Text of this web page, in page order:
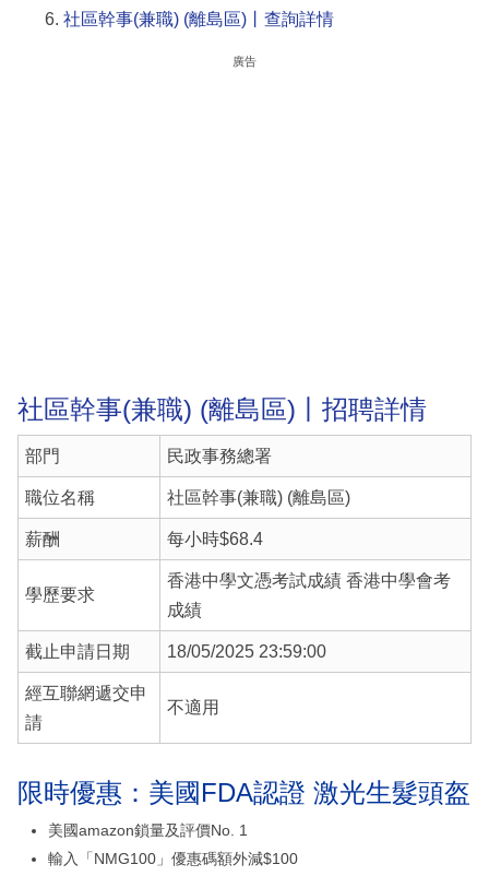
社區幹事(兼職) (離島區)丨查詢詳情
廣告
社區幹事(兼職) (離島區)丨招聘詳情
部門 民政事務總署
職位名稱 社區幹事(兼職) (離島區)
薪酬 每小時$68.4
學歷要求
香港中學文憑考試成績 香港中學會考
成績
截止申請日期 18/05/2025 23:59:00
經互聯網遞交申
請
不適用
限時優惠：美國FDA認證 激光生髮頭盔
美國amazon鎖量及評價No. 1
輸入「NMG100」優惠碼額外減$100